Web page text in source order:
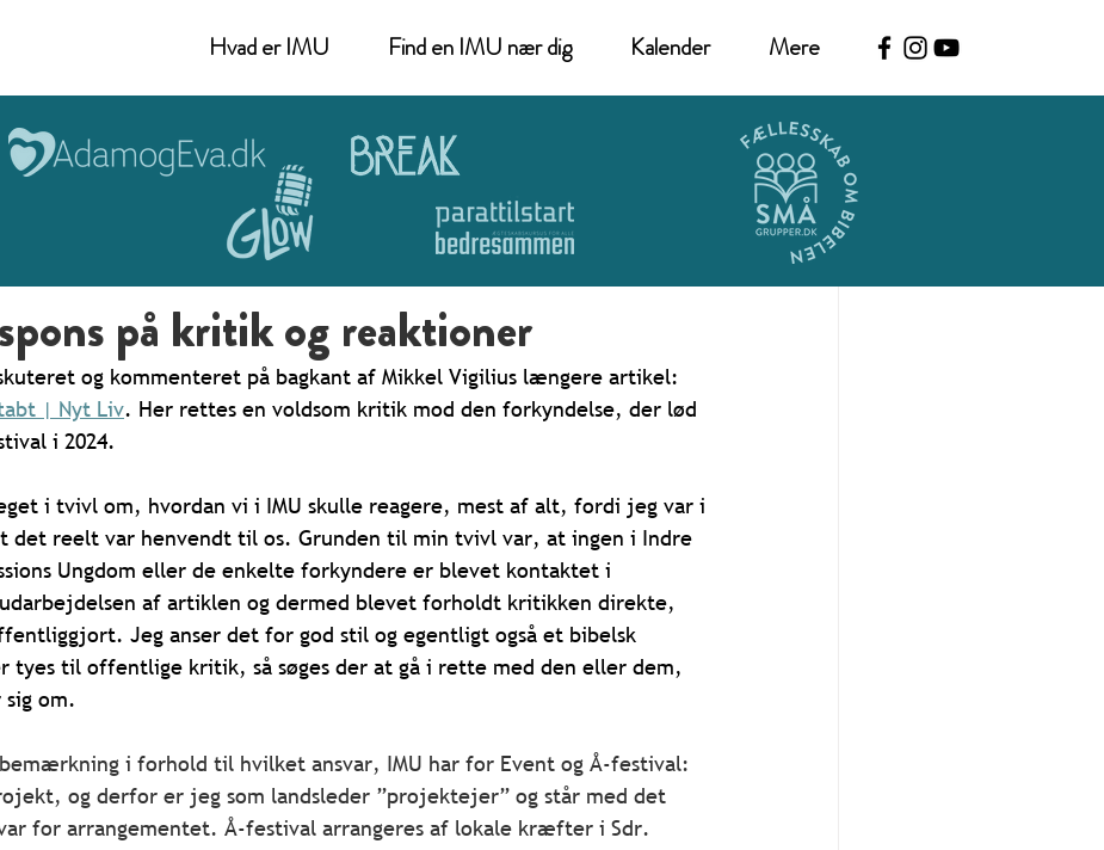
Hvad er IMU Find en IMU nær dig Kalender Mere
på kritik og reaktioner
og kommenteret på bagkant af Mikkel Vigilius længere artikel:
| Nyt Liv. Her rettes en voldsom kritik mod den forkyndelse, der lød
i 2024.
i tvivl om, hvordan vi i IMU skulle reagere, mest af alt, fordi jeg var i
det reelt var henvendt til os. Grunden til min tvivl var, at ingen i Indre
Ungdom eller de enkelte forkyndere er blevet kontaktet i
af artiklen og dermed blevet forholdt kritikken direkte,
Jeg anser det for god stil og egentligt også et bibelsk
tyes til offentlige kritik, så søges der at gå i rette med den eller dem,
om.
i forhold til hvilket ansvar, IMU har for Event og Å-festival:
og derfor er jeg som landsleder ”projektejer” og står med det
for arrangementet. Å-festival arrangeres af lokale kræfter i Sdr.